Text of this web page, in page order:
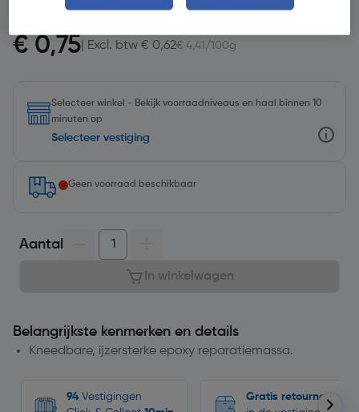
€ 0,75 | Excl. btw € 0,62€ 4,41/100g
Selecteer winkel - Bekijk voorraadniveaus en haal binnen 10
minuten op
Selecteer vestiging
Geen voorraad beschikbaar
Aantal
In winkelwagen
Belangrijkste kenmerken en details
Kneedbare, ijzersterke epoxy reparatiemassa.
94 Vestigingen
Gratis retourneren